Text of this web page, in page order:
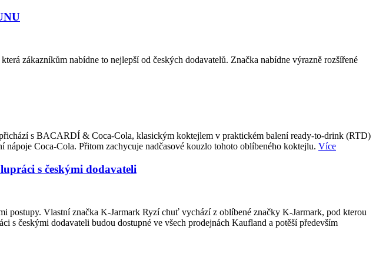
zákazníkům nabídne to nejlepší od českých dodavatelů. Značka nabídne výrazně rozšířené
s BACARDÍ & Coca-Cola, klasickým koktejlem v praktickém balení ready-to-drink (RTD)
Coca-Cola. Přitom zachycuje nadčasové kouzlo tohoto oblíbeného koktejlu. Více
s českými dodavateli
postupy. Vlastní značka K-Jarmark Ryzí chuť vychází z oblíbené značky K-Jarmark, pod kterou
českými dodavateli budou dostupné ve všech prodejnách Kaufland a potěší především